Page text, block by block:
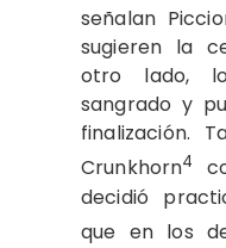
señalan
sugieren la
otro lado,
sangrado y
finalización.
Crunkhorn4
decidió
que en los